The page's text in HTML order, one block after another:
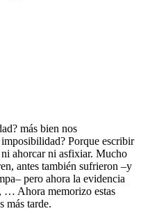
más bien nos
imposibilidad? Porque escribir
ahorcar ni asfixiar. Mucho
antes también sufrieron –y
pero ahora la evidencia
… Ahora memo­rizo estas
más tarde.